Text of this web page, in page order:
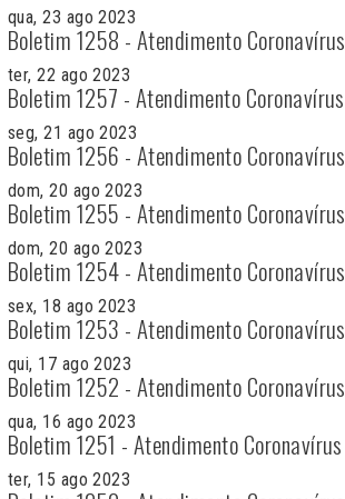
qua, 23 ago 2023
Boletim 1258 - Atendimento Coronavírus
ter, 22 ago 2023
Boletim 1257 - Atendimento Coronavírus
seg, 21 ago 2023
Boletim 1256 - Atendimento Coronavírus
dom, 20 ago 2023
Boletim 1255 - Atendimento Coronavírus
dom, 20 ago 2023
Boletim 1254 - Atendimento Coronavírus
sex, 18 ago 2023
Boletim 1253 - Atendimento Coronavírus
qui, 17 ago 2023
Boletim 1252 - Atendimento Coronavírus
qua, 16 ago 2023
Boletim 1251 - Atendimento Coronavírus
ter, 15 ago 2023